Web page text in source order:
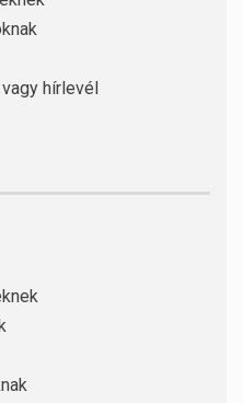
hírlevél